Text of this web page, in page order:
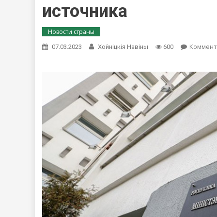
источника
Новости страны
07.03.2023 Хойнiцкiя Навiны 600